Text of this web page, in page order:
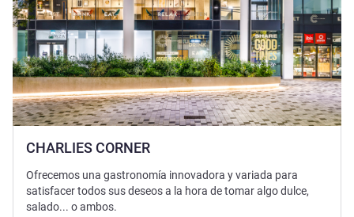
CHARLIES CORNER
Ofrecemos una gastronomía innovadora y variada para
satisfacer todos sus deseos a la hora de tomar algo dulce,
salado... o ambos.